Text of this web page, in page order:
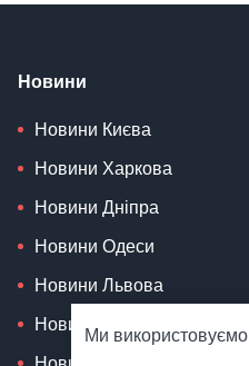
Ми використовуємо
Новини
Новини Києва
Новини Харкова
Новини Дніпра
Новини Одеси
Новини Львова
Новини Запоріжжя